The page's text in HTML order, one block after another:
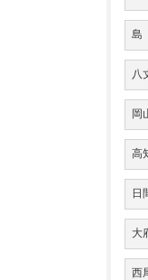
島
八
岡
高
日
大
西